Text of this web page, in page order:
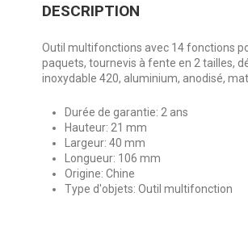
DESCRIPTION
Outil multifonctions avec 14 fonctions
paquets, tournevis à fente en 2 tailles,
inoxydable 420, aluminium, anodisé,
Durée de garantie: 2 ans
Hauteur: 21 mm
Largeur: 40 mm
Longueur: 106 mm
Origine: Chine
Type d'objets: Outil multifonction